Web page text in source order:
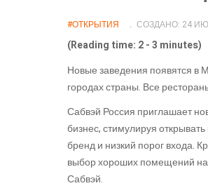
#ОТКРЫТИЯ СОЗДАНО: 24
(Reading time: 2 - 3 minutes)
Новые заведения появятся в
городах страны. Все
Сабвэй Россия приглашает
бизнес, стимулируя
бренд и низкий порог входа.
выбор хороших помещений на
Сабвэй.